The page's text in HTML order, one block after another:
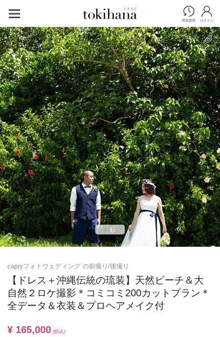
1/1
capryフォトウェディング の前撮り/後撮り
【ドレス＋沖縄伝統の琉装】天然ビーチ＆大
自然２ロケ撮影＊コミコミ200カットプラン＊
全データ＆衣装＆プロヘアメイク付
¥ 165,000 (税込)